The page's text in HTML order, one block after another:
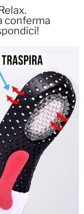
conferma